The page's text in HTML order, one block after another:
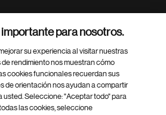
para nosotros.
su experiencia al visitar nuestras
rendimiento nos muestran cómo
cookies funcionales recuerdan sus
de orientación nos ayudan a compartir
Seleccione: "Aceptar todo" para
las cookies, seleccione